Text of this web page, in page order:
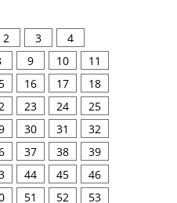
2 3
4
9 10
11
16 17
18
23 24
25
30 31
32
37 38
39
44 45
46
51 52
53